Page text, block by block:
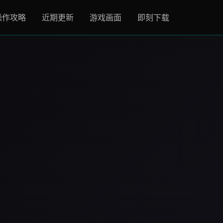
作攻略 近期更新 游戏画面 即刻下载